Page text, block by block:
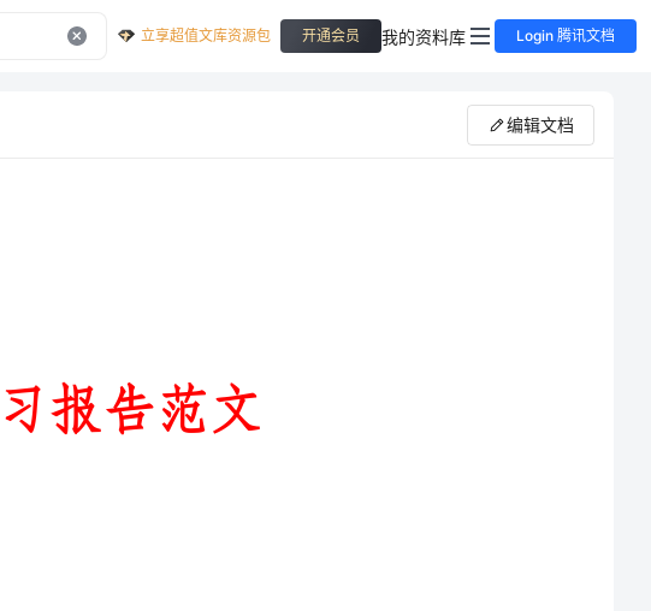
立享超值文库资源包 开通会员 我的资料库 Login 腾讯文档
编辑文档